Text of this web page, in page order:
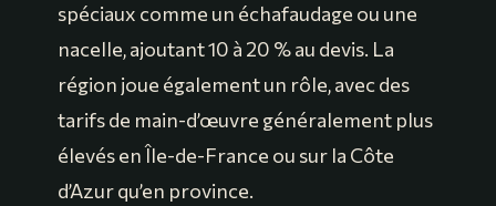
spéciaux comme un échafaudage ou une
nacelle, ajoutant 10 à 20 % au devis. La
région joue également un rôle, avec des
tarifs de main-d’œuvre généralement plus
élevés en Île-de-France ou sur la Côte
d’Azur qu’en province.